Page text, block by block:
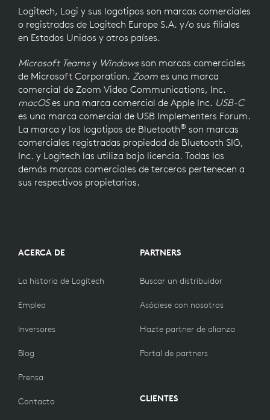
Logitech, Logi y sus logotipos son marcas comerciales
o registradas de Logitech Europe S.A. y/o sus filiales
en Estados Unidos y otros países.
Microsoft Teamsy Windowsson marcas comerciales
de Microsoft Corporation. Zoom es una marca
comercial de Zoom Video Communications, Inc.
macOSes una marca comercial de Apple Inc. USB-C
es una marca comercial de USB Implementers Forum.
La marca y los logotipos de Bluetooth® son marcas
comerciales registradas propiedad de Bluetooth SIG,
Inc. y Logitech las utiliza bajo licencia. Todas las
demás marcas comerciales de terceros pertenecen a
sus respectivos propietarios.
ACERCA DE
La historia de Logitech
Empleo
Inversores
Blog
Prensa
Contacto
PARTNERS
Buscar un distribuidor
Asóciese con nosotros
Hazte partner de alianza
Portal de partners
CLIENTES